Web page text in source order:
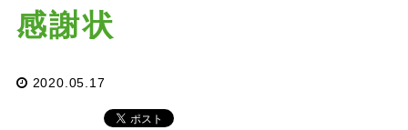
感謝状
2020.05.17